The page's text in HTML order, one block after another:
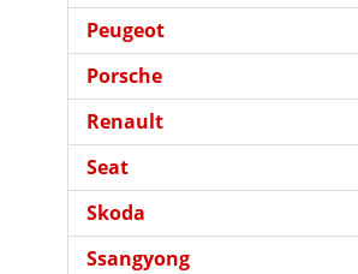
Peugeot
Porsche
Renault
Seat
Skoda
Ssangyong